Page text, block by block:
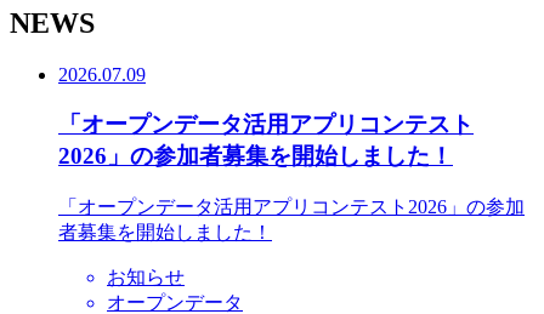
NEWS
2026.07.09
「オープンデータ活用アプリコンテスト
2026」の参加者募集を開始しました！
「オープンデータ活用アプリコンテスト2026」の参加
者募集を開始しました！
お知らせ
オープンデータ